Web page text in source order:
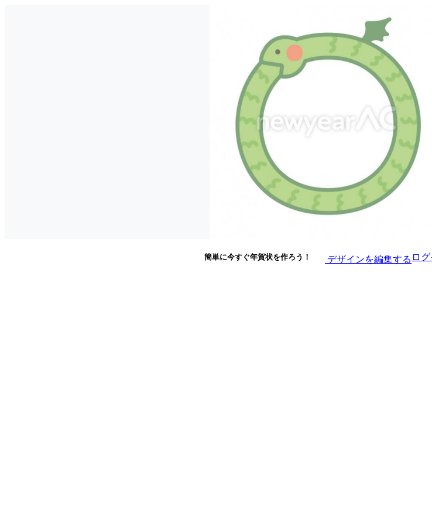
簡単に今すぐ年賀状を作ろう！ デザインを編集する ロ